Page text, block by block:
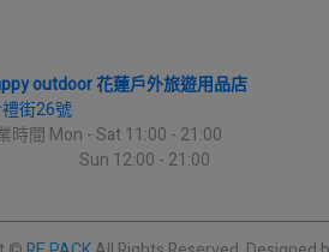
outdoor 花蓮戶外旅遊用品店
街26號
Mon - Sat 11:00 - 21:00
12:00 - 21:00